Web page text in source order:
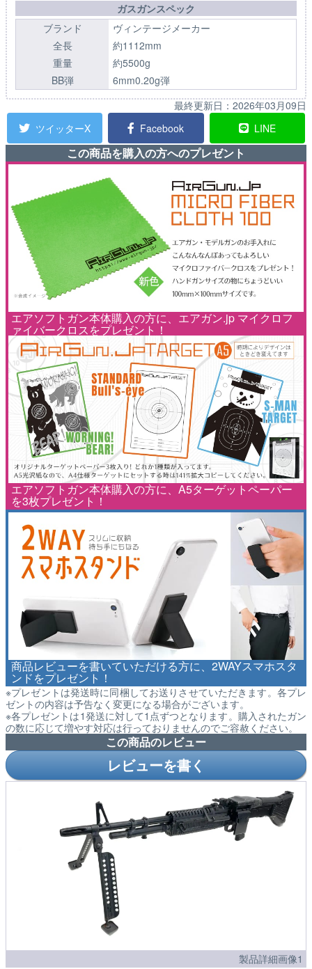
ガスガンスペック
ブランド
ヴィンテージメーカー
全長
約1112mm
重量
約5500g
BB弾
6mm0.20g弾
最終更新日： 2026年03月09日
ツイッターX
Facebook LINE
この商品を購入の方へのプレゼント
エアソフトガン本体購入の方に、エアガン.jp マイクロフ
ァイバークロスをプレゼント！
エアソフトガン本体購入の方に、A5ターゲットペーパー
を3枚プレゼント！
商品レビューを書いていただける方に、2WAYスマホスタ
ンドをプレゼント！
※プレゼントは発送時に同梱してお送りさせていただきます。各プレ
ゼントの内容は予告なく変更になる場合がございます。
※各プレゼントは1発送に対して1点ずつとなります。購入されたガン
の数に応じて増やす対応は行っておりませんのでご容赦ください。
この商品のレビュー
レビューを書く
製品詳細画像1